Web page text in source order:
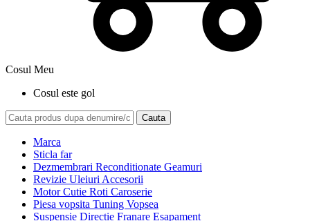
Cosul Meu
Cosul este gol
Cauta
Marca
Sticla far
Dezmembrari Reconditionate Geamuri
Revizie Uleiuri Accesorii
Motor Cutie Roti Caroserie
Piesa vopsita Tuning Vopsea
Suspensie Direcție Franare Esapament